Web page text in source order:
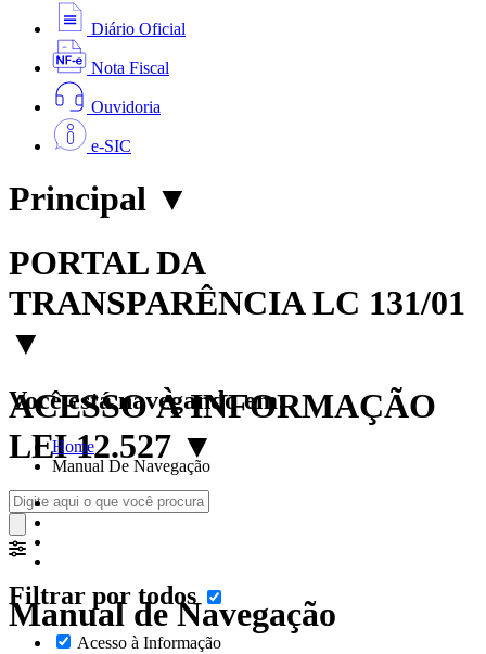
Diário Oficial
Nota Fiscal
Ouvidoria
e-SIC
Principal ▼
PORTAL DA
TRANSPARÊNCIA LC 131/01
▼
ACESSO À INFORMAÇÃO
LEI 12.527 ▼
Filtrar por todos
Acesso à Informação
Você está navegando em:
Home
Manual De Navegação
Manual de Navegação